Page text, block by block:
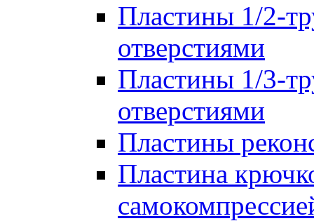
Пластины 1/2-
отверстиями
Пластины 1/3-
отверстиями
Пластины
Пластина